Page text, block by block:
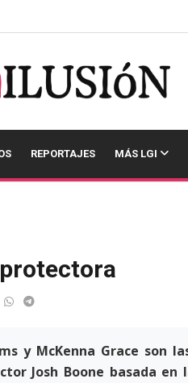
REPORTAJES MÁS LGI
y McKenna Grace son
Josh Boone basada en